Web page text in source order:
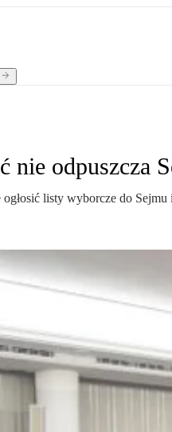
odpuszcza
listy wyborcze do